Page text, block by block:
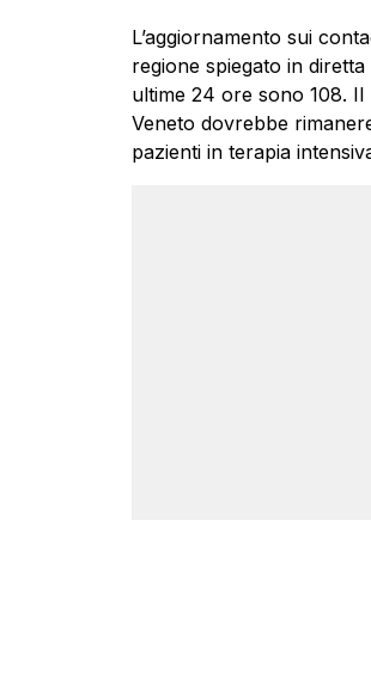
L’aggiornamento sui
regione spiegato in
ultime 24 ore sono 108. Il
Veneto dovrebbe
pazienti in terapia